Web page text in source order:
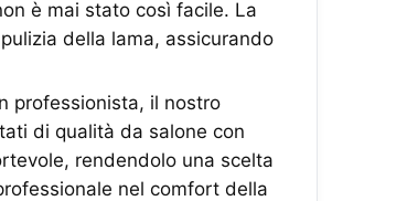
è mai stato così facile. La
della lama, assicurando
professionista, il nostro
di qualità da salone con
rendendolo una scelta
nel comfort della